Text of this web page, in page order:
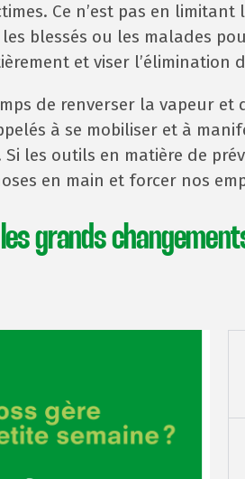
Ce n’est pas en
blessés ou les malades
et viser l’élimination
de renverser la vapeur et
à se mobiliser et à
Si les outils en matière de
en main et forcer nos
grands